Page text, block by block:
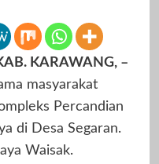
KARAWANG, –
masyarakat
Percandian
di Desa Segaran.
Waisak.